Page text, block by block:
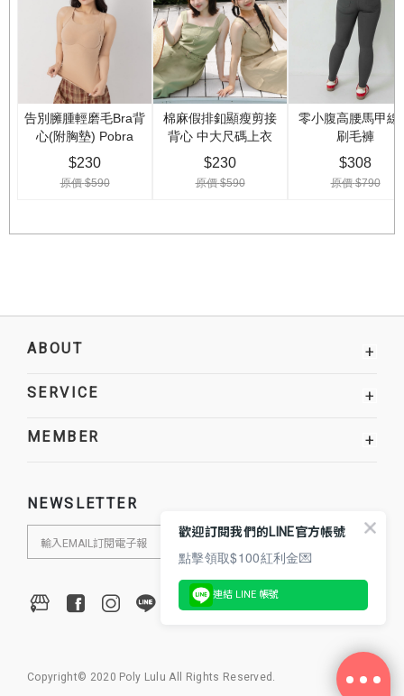
ABOUT +
SERVICE +
MEMBER +
NEWSLETTER
Copyright© 2020 Poly Lulu All Rights Reserved.
歡迎訂閱我們的LINE官方帳號
點擊領取$100紅利金💌
連結 LINE 帳號